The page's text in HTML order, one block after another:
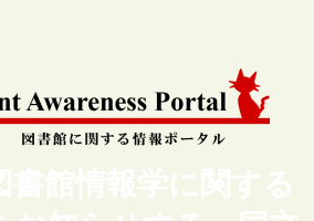
書館情報学に関する